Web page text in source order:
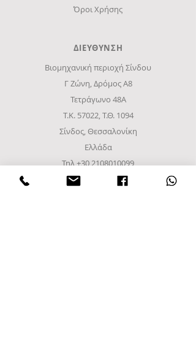
Όροι Χρήσης
ΔΙΕΥΘΥΝΣΗ
Βιομηχανική περιοχή Σίνδου
Γ Ζώνη, Δρόμος Α8
Τετράγωνο 48Α
Τ.Κ. 57022, Τ.Θ. 1094
Σίνδος, Θεσσαλονίκη
Ελλάδα
Τηλ+30 2108010099
+302310952222